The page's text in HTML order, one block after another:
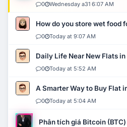
0 Wednesday a31 6:07 AM
How do you store wet food
0 Today at 9:07 AM
Daily Life Near New Flats in
0 Today at 5:52 AM
A Smarter Way to Buy Flat
0 Today at 5:04 AM
Phân tích giá Bitcoin